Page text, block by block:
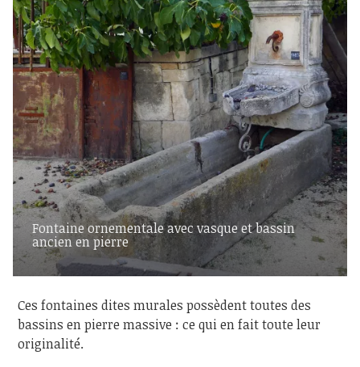
Fontaine ornementale avec vasque et bassin
ancien en pierre
Ces fontaines dites murales possèdent toutes des
bassins en pierre massive : ce qui en fait toute leur
originalité.